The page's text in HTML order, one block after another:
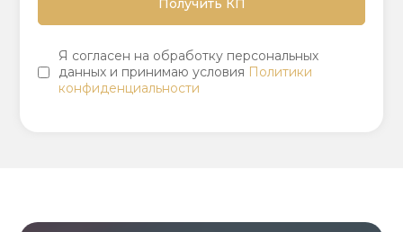
Я согласен на обработку персональных
данных и принимаю условия Политики
конфиденциальности